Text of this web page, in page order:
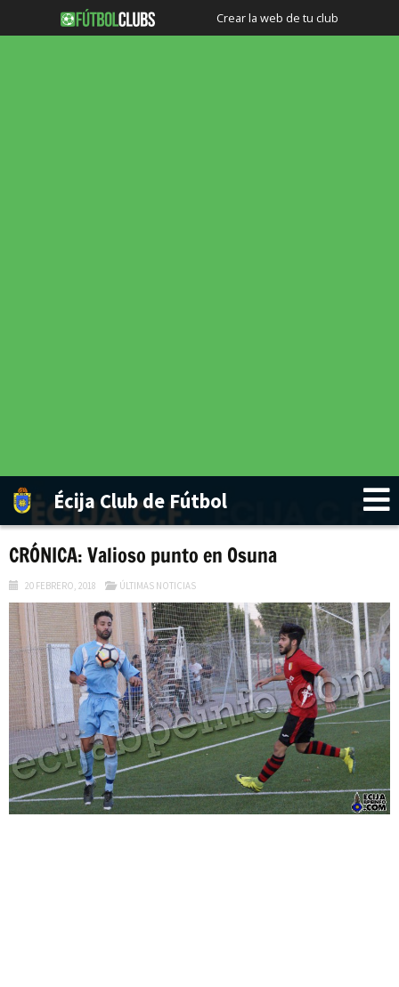
Crear la web de tu club
Écija Club de Fútbol
CRÓNICA: Valioso punto en Osuna
20 FEBRERO, 2018 ÚLTIMAS NOTICIAS